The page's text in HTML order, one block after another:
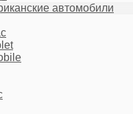
автомобили